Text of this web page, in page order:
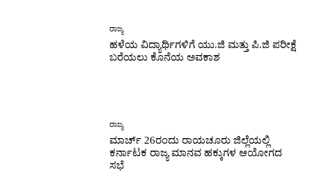
ರಾಜ್ಯ
ಹಳೆಯ ವಿದ್ಯಾರ್ಥಿಗಳಿಗೆ ಯು.ಜಿ ಮತ್ತು ಪಿ.ಜಿ ಪರೀಕ್ಷೆ
ಬರೆಯಲು ಕೊನೆಯ ಅವಕಾಶ
ರಾಜ್ಯ
ಮಾರ್ಚ್ 26ರಂದು ರಾಯಚೂರು ಜಿಲ್ಲೆಯಲ್ಲಿ
ಕರ್ನಾಟಕ ರಾಜ್ಯ ಮಾನವ ಹಕ್ಕುಗಳ ಆಯೋಗದ
ಸಭೆ